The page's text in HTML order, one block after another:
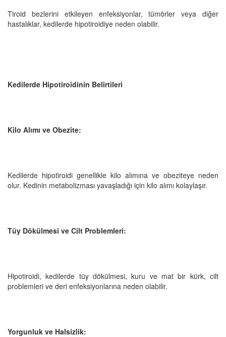
Tiroid bezlerini etkileyen enfeksiyonlar, tümörler veya diğer
hastalıklar, kedilerde hipotiroidiye neden olabilir.
Kedilerde Hipotiroidinin Belirtileri
Kilo Alımı ve Obezite:
Kedilerde hipotiroidi genellikle kilo alımına ve obeziteye neden
olur. Kedinin metabolizması yavaşladığı için kilo alımı kolaylaşır.
Tüy Dökülmesi ve Cilt Problemleri:
Hipotiroidi, kedilerde tüy dökülmesi, kuru ve mat bir kürk, cilt
problemleri ve deri enfeksiyonlarına neden olabilir.
Yorgunluk ve Halsizlik: